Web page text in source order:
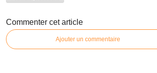
Commenter cet article
Ajouter un commentaire